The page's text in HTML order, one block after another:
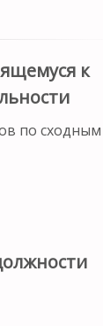
к
по сходным